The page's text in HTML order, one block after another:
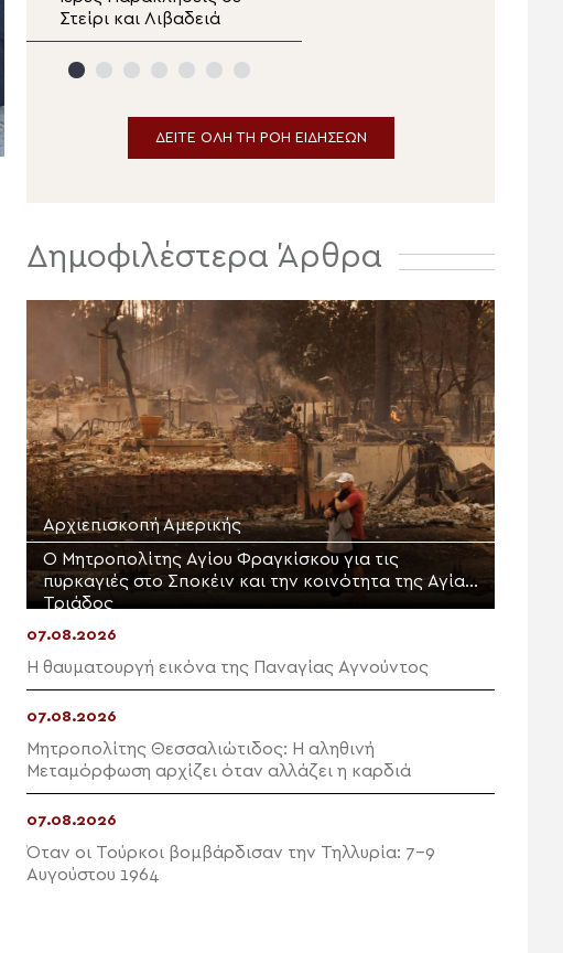
ανθρώπου
Στείρι και Λιβαδειά
Χριστουπόλεως
ΔΕΙΤΕ ΟΛΗ ΤΗ ΡΟΗ ΕΙΔΗΣΕΩΝ
Δημοφιλέστερα Άρθρα
Αρχιεπισκοπή Αμερικής
Ο Μητροπολίτης Αγίου Φραγκίσκου για τις
πυρκαγιές στο Σποκέιν και την κοινότητα της Αγίας
Τριάδος
07.08.2026
Η θαυματουργή εικόνα της Παναγίας Αγνούντος
07.08.2026
Μητροπολίτης Θεσσαλιώτιδος: Η αληθινή
Μεταμόρφωση αρχίζει όταν αλλάζει η καρδιά
07.08.2026
Όταν οι Τούρκοι βομβάρδισαν την Τηλλυρία: 7-9
Αυγούστου 1964